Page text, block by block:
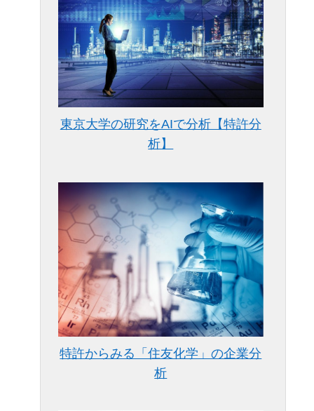
東京大学の研究をAIで分析【特許分
析】
特許からみる「住友化学」の企業分
析